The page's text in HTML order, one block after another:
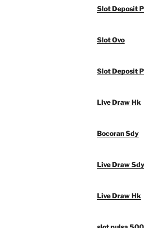
Slot Deposit
Slot Ovo
Slot Deposit
Live Draw Hk
Bocoran Sdy
Live Draw Sdy
Live Draw Hk